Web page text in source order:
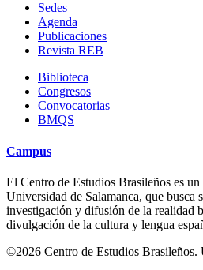
Sedes
Agenda
Publicaciones
Revista REB
Biblioteca
Congresos
Convocatorias
BMQS
Campus
El Centro de Estudios Brasileños es
Universidad de Salamanca, que busca
investigación y difusión de la realidad
divulgación de la cultura y lengua
©2026 Centro de Estudios Brasileños.